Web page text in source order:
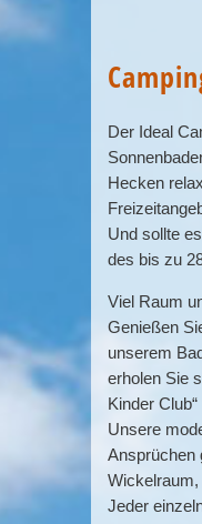
Der Ideal
Hecken
Und sollte
des bis zu
Viel Raum
Genießen
unserem
erholen Sie
Kinder
Unsere
Ansprüchen
Jeder